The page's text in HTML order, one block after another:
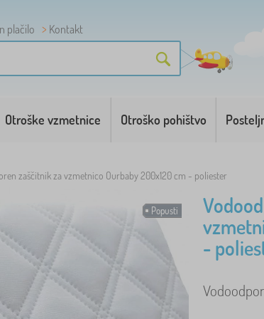
plačilo Kontakt
Otroške vzmetnice Otroško pohištvo
zaščitnik za vzmetnico Ourbaby 200x120 cm - poliester
Popusti
-